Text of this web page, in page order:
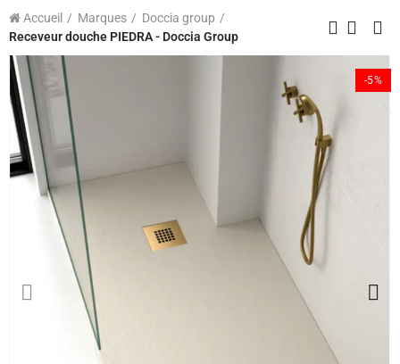
Accueil Marques
Doccia group
Receveur douche PIEDRA - Doccia Group
-5%